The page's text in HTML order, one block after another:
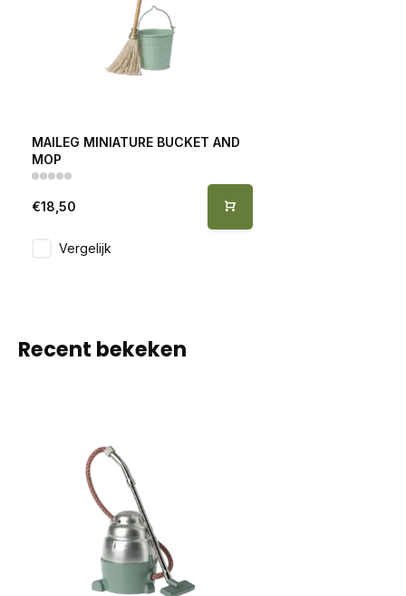
MAILEG MINIATURE BUCKET AND
MOP
€18,50
Vergelijk
Recent bekeken